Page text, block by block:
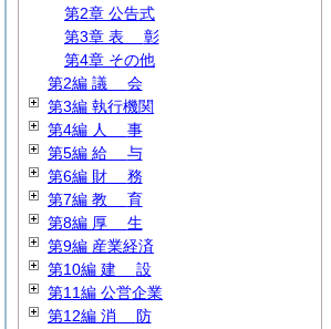
第2章 公告式
第3章 表 彰
第4章 その他
第2編 議 会
第3編 執行機関
第4編 人 事
第5編 給 与
第6編 財 務
第7編 教 育
第8編 厚 生
第9編 産業経済
第10編 建 設
第11編 公営企業
第12編 消 防